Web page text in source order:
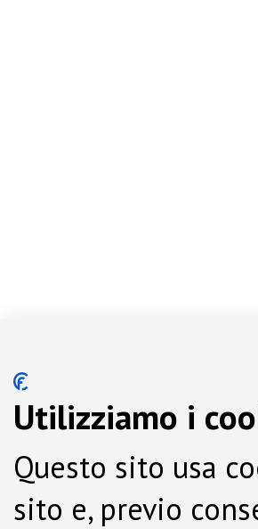
Utilizziamo i
Questo sito usa
sito e, previo